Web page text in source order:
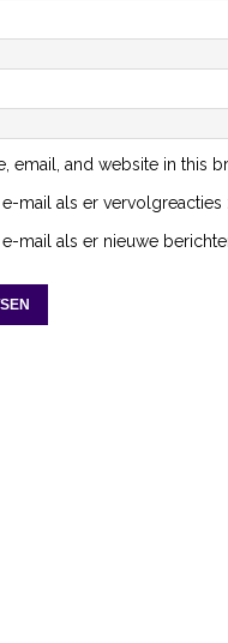
email, and website in this
mail als er vervolgreacties
mail als er nieuwe